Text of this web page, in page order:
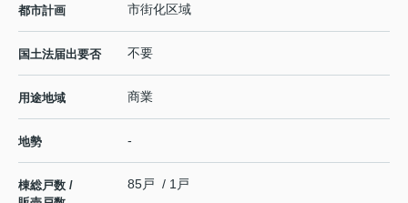
都市計画 市街化区域
国土法届出要否 不要
用途地域 商業
地勢 -
棟総戸数 /
85戸 / 1戸